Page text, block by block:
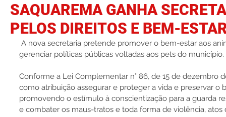
SAQUAREMA GANHA
PELOS DIREITOS E BEM-
gerenciar políticas públicas voltadas aos pets do município.
Conforme a Lei Complementar n° 86, de 15 de dezembro
como atribuição assegurar e proteger a vida e preservar o
promovendo o estímulo à conscientização para a guarda
e combater os maus-tratos e toda forma de violência,